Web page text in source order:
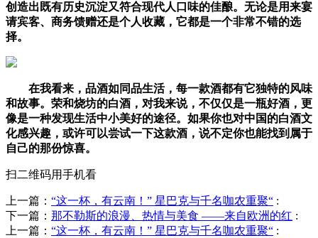
创造出既有历史沉淀又符合现代人口味的佳酿。无论是用来宴
请宾客、商务馈赠还是个人收藏，它都是一个非常不错的选
择。
在我看来，品酒如同品生活，每一款酒都有它独特的风味
和故事。荣和烧坊的白酒，对我来说，不仅仅是一瓶好酒，更
像是一种发现生活中小美好的途径。如果你也对中国的白酒文
化感兴趣，或许可以尝试一下这款酒，说不定你也能找到属于
自己的那份惊喜。
扫二维码用手机看
上一篇： “这一杯，有云南！” 星巴克与千名咖农重聚“ :
下一篇： 那不勒斯的浪漫、热情与美食 ——来自欧洲的红 :
上一篇： “这一杯，有云南！” 星巴克与千名咖农重聚“ :